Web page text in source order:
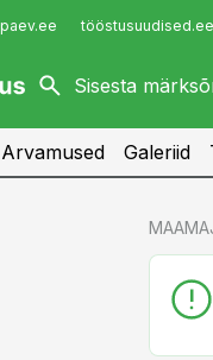
tööstusuudised.ee
imelineajalugu.ee
Arvamused Galeriid